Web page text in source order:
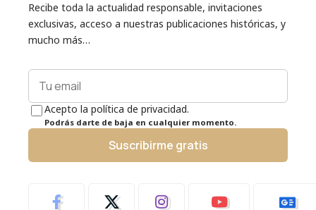
Recibe toda la actualidad responsable, invitaciones
exclusivas, acceso a nuestras publicaciones históricas, y
mucho más…
Acepto la política de privacidad.
Podrás darte de baja en cualquier momento.
Suscribirme gratis